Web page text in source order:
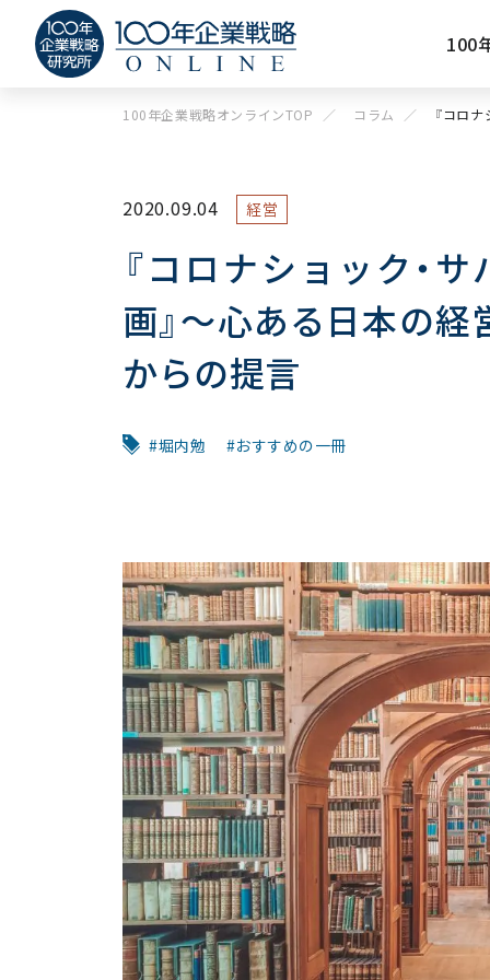
100
100年企業戦略オンラインTOP コラム 『コロ
2020.09.04 経営
『コロナショック・
画』～心ある日本の
からの提言
堀内勉 おすすめの一冊